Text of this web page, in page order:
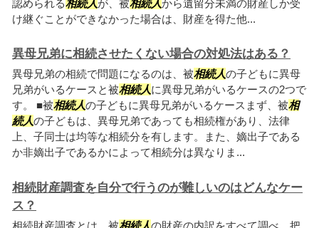
認められる相続人が、被相続人から遺留分未満の財産しか受
け継ぐことができなかった場合は、財産を得た他...
異母兄弟に相続させたくない場合の対処法はある？
異母兄弟の相続で問題になるのは、被相続人の子どもに異母
兄弟がいるケースと被相続人に異母兄弟がいるケースの2つで
す。 ■被相続人の子どもに異母兄弟がいるケースまず、被相
続人の子どもは、異母兄弟であっても相続権があり、法律
上、子同士は均等な相続分を有します。また、嫡出子である
か非嫡出子であるかによって相続分は異なりま...
相続財産調査を自分で行うのが難しいのはどんなケー
ス？
相続財産調査とは、被相続人の財産の内訳をすべて調べ、把